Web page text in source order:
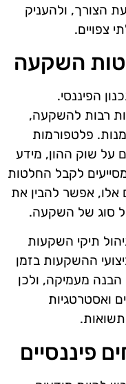
הצורך, ולהעניק
צפויים.
השקעה
הפיננסי.
רבות להשקעה,
פלטפורמות
על שוק ההון, מידע
לקבל החלטות
אפשר להבין את
כל סוג של השקעה.
תיקי השקעות
ההשקעות בזמן
מעמיקה, ולכן
ואסטרטגיות
פיננסיים